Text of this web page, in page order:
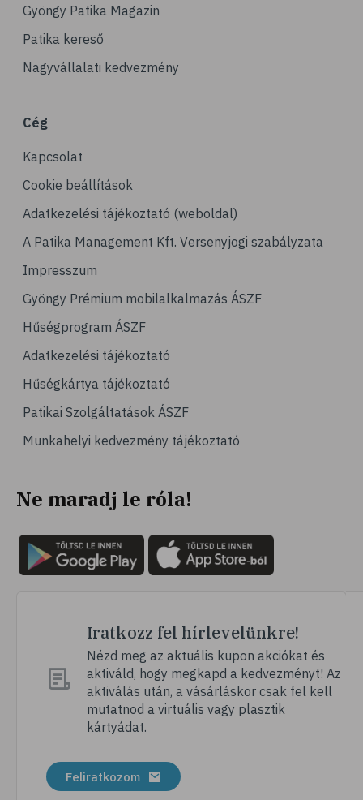
# porckopás
# csonttörés
# mozgásszervi problémák
# köszvény
# ínhüvelygyulladás
# tél
# vérnyomásmérés
# kardiológia
# kardiovaszkuláris betegségek
# szív- és érrendszer
# vérnyomás
# mozgás
# pszichológia
# hátfájás
# vérnyomáscsökkentés
# megfázás
# influenza
# fertőző betegségek
# köhögés
Gyöngy Patika Magazin
Patika kereső
Nagyvállalati kedvezmény
Cég
Kapcsolat
Cookie beállítások
Adatkezelési tájékoztató (weboldal)
A Patika Management Kft. Versenyjogi szabályzata
Impresszum
Gyöngy Prémium mobilalkalmazás ÁSZF
Hűségprogram ÁSZF
Adatkezelési tájékoztató
Hűségkártya tájékoztató
Patikai Szolgáltatások ÁSZF
Munkahelyi kedvezmény tájékoztató
Ne maradj le róla!
Iratkozz fel hírlevelünkre!
Nézd meg az aktuális kupon akciókat és
aktiváld, hogy megkapd a kedvezményt! Az
aktiválás után, a vásárláskor csak fel kell
mutatnod a virtuális vagy plasztik
kártyádat.
Feliratkozom